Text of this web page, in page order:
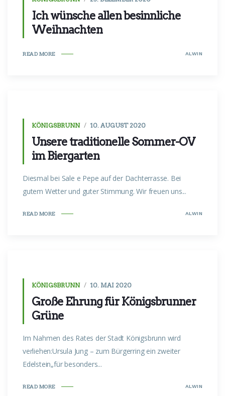
Ich wünsche allen besinnliche
Weihnachten
READ MORE ALWIN
KÖNIGSBRUNN 10. AUGUST 2020
Unsere traditionelle Sommer-OV
im Biergarten
Diesmal bei Sale e Pepe auf der Dachterrasse. Bei
gutem Wetter und guter Stimmung. Wir freuen uns...
READ MORE ALWIN
KÖNIGSBRUNN 10. MAI 2020
Große Ehrung für Königsbrunner
Grüne
Im Nahmen des Rates der Stadt Königsbrunn wird
verliehen:Ursula Jung – zum Bürgerring ein zweiter
Edelstein„für besonders...
READ MORE ALWIN